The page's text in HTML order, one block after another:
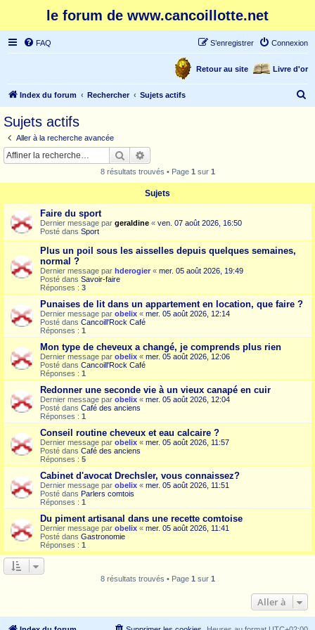
le forum de www.cancoillotte.net
FAQ Connexion
S’enregistrer
Livre d'or
Retour au site
Index du forum Rechercher Sujets actifs
Sujets actifs
Aller à la recherche avancée
Rechercher
8 résultats trouvés • Page 1 sur 1
Sujets
Faire du sport
Dernier message par geraldine « ven. 07 août 2026, 16:50
Posté dans Sport
Plus un poil sous les aisselles depuis quelques semaines,
normal ?
Dernier message par hderogier « mer. 05 août 2026, 19:49
Posté dans Savoir-faire
Réponses : 3
Punaises de lit dans un appartement en location, que faire ?
Dernier message par obelix « mer. 05 août 2026, 12:14
Posté dans Cancoill'Rock Café
Réponses : 1
Mon type de cheveux a changé, je comprends plus rien
Dernier message par obelix « mer. 05 août 2026, 12:06
Posté dans Cancoill'Rock Café
Réponses : 1
Redonner une seconde vie à un vieux canapé en cuir
Dernier message par obelix « mer. 05 août 2026, 12:04
Posté dans Café des anciens
Réponses : 1
Conseil routine cheveux et eau calcaire ?
Dernier message par obelix « mer. 05 août 2026, 11:57
Posté dans Café des anciens
Réponses : 5
Cabinet d'avocat Drechsler, vous connaissez?
Dernier message par obelix « mer. 05 août 2026, 11:51
Posté dans Parlers comtois
Réponses : 1
Du piment artisanal dans une recette comtoise
Dernier message par obelix « mer. 05 août 2026, 11:41
Posté dans Gastronomie
Réponses : 1
8 résultats trouvés • Page 1 sur 1
Aller à